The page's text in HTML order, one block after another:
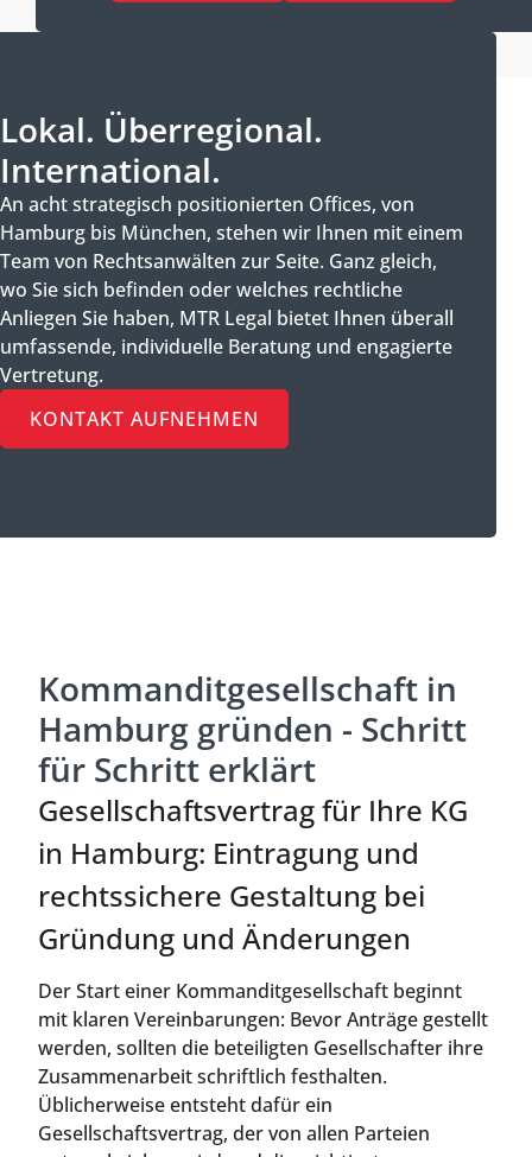
Lokal. Überregional.
International.
An acht strategisch positionierten Offices, von
Hamburg bis München, stehen wir Ihnen mit einem
Team von Rechtsanwälten zur Seite. Ganz gleich,
wo Sie sich befinden oder welches rechtliche
Anliegen Sie haben, MTR Legal bietet Ihnen überall
umfassende, individuelle Beratung und engagierte
Vertretung.
KONTAKT AUFNEHMEN
Kommanditgesellschaft in
Hamburg gründen - Schritt
für Schritt erklärt
Gesellschaftsvertrag für Ihre KG
in Hamburg: Eintragung und
rechtssichere Gestaltung bei
Gründung und Änderungen
Der Start einer Kommanditgesellschaft beginnt
mit klaren Vereinbarungen: Bevor Anträge gestellt
werden, sollten die beteiligten Gesellschafter ihre
Zusammenarbeit schriftlich festhalten.
Üblicherweise entsteht dafür ein
Gesellschaftsvertrag, der von allen Parteien